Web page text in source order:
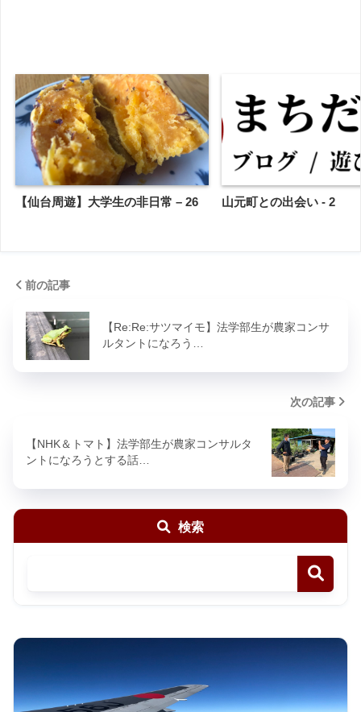
【仙台周遊】大学生の非日常 – 26 山元町との出会い - 2
前の記事
【Re:Re:サツマイモ】法学部生が農家コンサ
ルタントになろう…
次の記事
【NHK＆トマト】法学部生が農家コンサルタ
ントになろうとする話…
検索